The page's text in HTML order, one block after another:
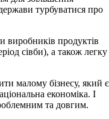
турбуватися про
виробників продуктів
сівби), а також легку
малому бізнесу, який є
економіка. І
та довгим.